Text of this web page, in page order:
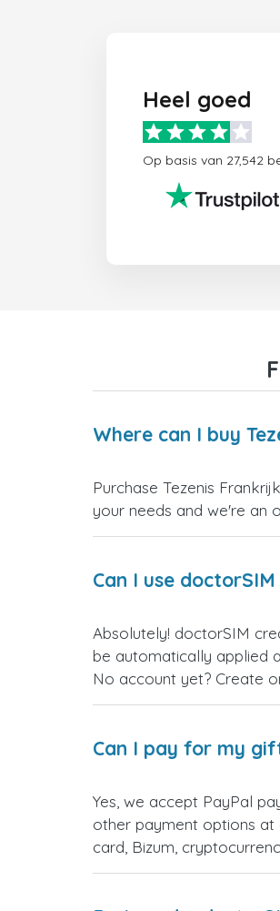
Heel goed
Op basis van 27,542
Where can I buy
Purchase Tezenis
your needs and we're an
Can I use
Absolutely! doctorSIM
be automatically applied
No account yet? Create
Can I pay for my
Yes, we accept PayPal
other payment options at
card, Bizum,